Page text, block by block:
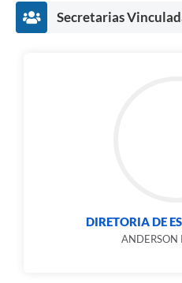
Secretarias
DIRETORIA DE
ANDERSON